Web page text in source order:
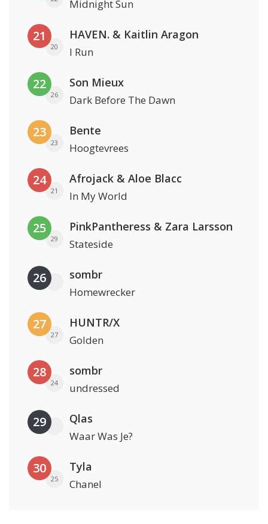
Midnight Sun
21
20
HAVEN. & Kaitlin Aragon
I Run
22
26
Son Mieux
Dark Before The Dawn
23
23
Bente
Hoogtevrees
24
21
Afrojack & Aloe Blacc
In My World
25
29
PinkPantheress & Zara Larsson
Stateside
26 sombr
Homewrecker
27
27
HUNTR/X
Golden
28
24
sombr
undressed
29 Qlas
Waar Was Je?
30
25
Tyla
Chanel